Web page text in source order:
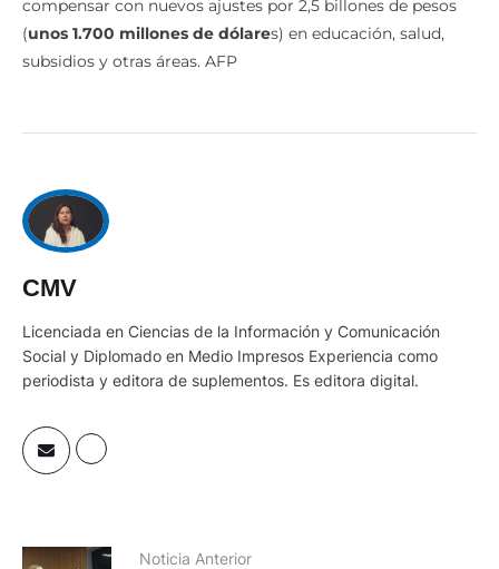
compensar con nuevos ajustes por 2,5 billones de pesos
(unos 1.700 millones de dólares) en educación, salud,
subsidios y otras áreas. AFP
CMV
Licenciada en Ciencias de la Información y Comunicación
Social y Diplomado en Medio Impresos Experiencia como
periodista y editora de suplementos. Es editora digital.
Noticia Anterior